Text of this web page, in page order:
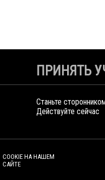
ПРИНЯТЬ
Станьте
Действуйте сейчас
COOKIE НА НАШЕМ
САЙТЕ